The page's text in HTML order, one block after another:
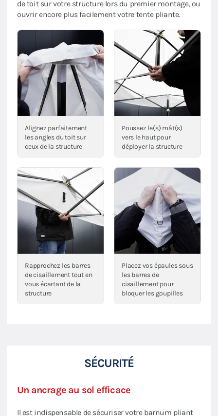
de toit sur votre structure lors du premier montage, ou
ouvrir encore plus facilement votre tente pliante.
Alignez parfaitement
les angles du toit sur
ceux de la structure
Poussez le(s) mât(s)
vers le haut pour
déployer la structure
Rapprochez les barres
de cisaillement tout en
vous écartant de la
structure
Placez vos épaules sous
les barres de
cisaillement pour
bloquer les goupilles
SÉCURITÉ
Un ancrage au sol efficace
Il est indispensable de sécuriser votre barnum pliant